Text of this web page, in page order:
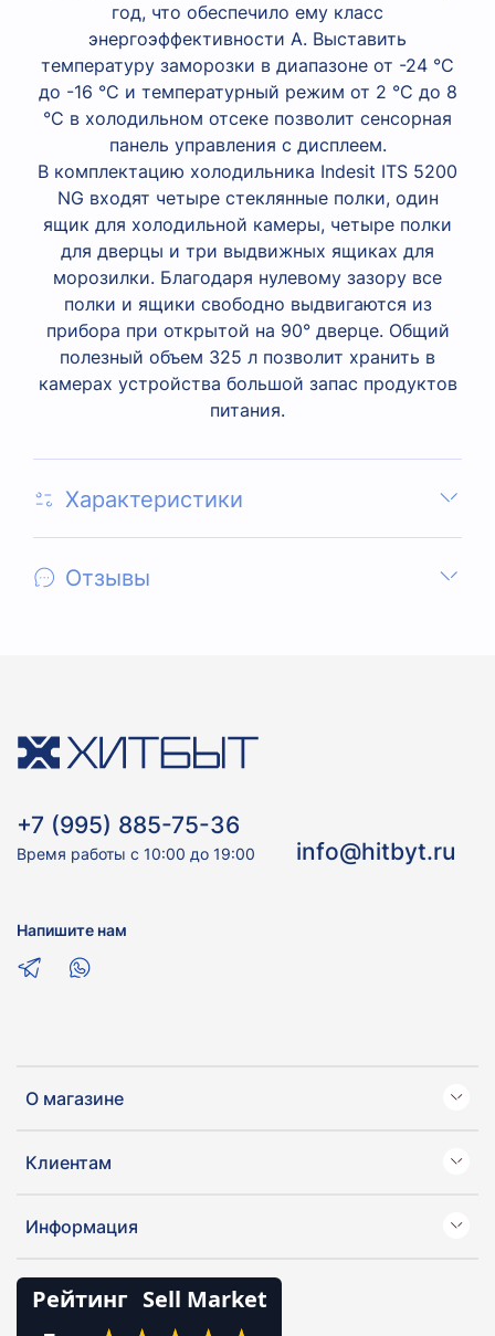
год, что обеспечило ему класс
энергоэффективности А. Выставить
температуру заморозки в диапазоне от -24 °C
до -16 °C и температурный режим от 2 °C до 8
°C в холодильном отсеке позволит сенсорная
панель управления с дисплеем.
В комплектацию холодильника Indesit ITS 5200
NG входят четыре стеклянные полки, один
ящик для холодильной камеры, четыре полки
для дверцы и три выдвижных ящиках для
морозилки. Благодаря нулевому зазору все
полки и ящики свободно выдвигаются из
прибора при открытой на 90° дверце. Общий
полезный объем 325 л позволит хранить в
камерах устройства большой запас продуктов
питания.
Характеристики
Отзывы
О магазине
Клиентам
Информация
Рейтинг Sell Market
+7 (995) 885-75-36
Время работы с 10:00 до 19:00 info@hitbyt.ru
Напишите нам